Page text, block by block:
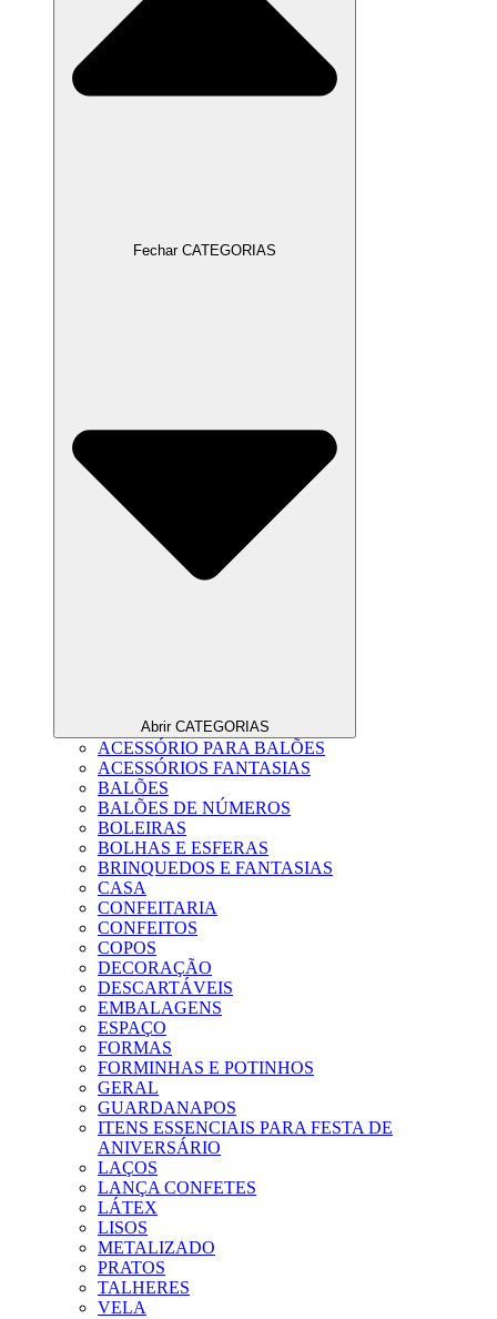
Fechar CATEGORIAS
Abrir CATEGORIAS
ACESSÓRIO PARA BALÕES
ACESSÓRIOS FANTASIAS
BALÕES
BALÕES DE NÚMEROS
BOLEIRAS
BOLHAS E ESFERAS
BRINQUEDOS E FANTASIAS
CASA
CONFEITARIA
CONFEITOS
COPOS
DECORAÇÃO
DESCARTÁVEIS
EMBALAGENS
ESPAÇO
FORMAS
FORMINHAS E POTINHOS
GERAL
GUARDANAPOS
ITENS ESSENCIAIS PARA FESTA DE
ANIVERSÁRIO
LAÇOS
LANÇA CONFETES
LÁTEX
LISOS
METALIZADO
PRATOS
TALHERES
VELA